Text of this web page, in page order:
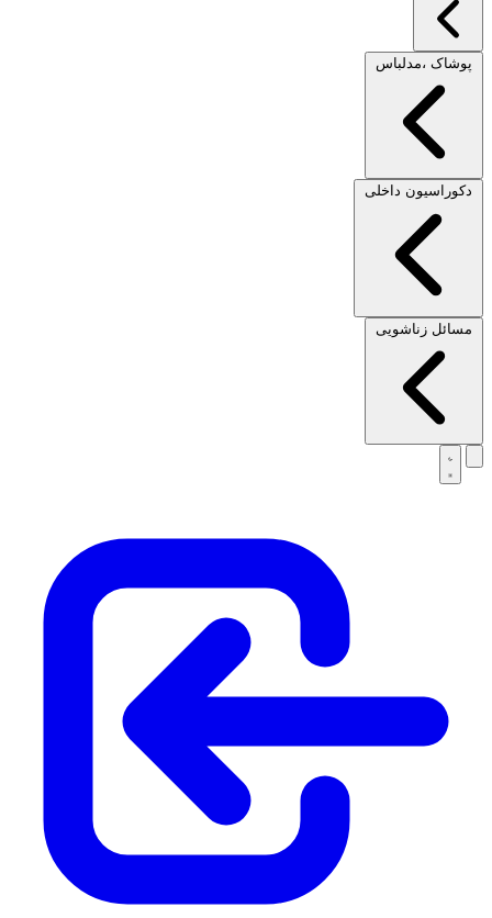
پوشاک ،مدلباس
دکوراسیون داخلی
مسائل زناشویی